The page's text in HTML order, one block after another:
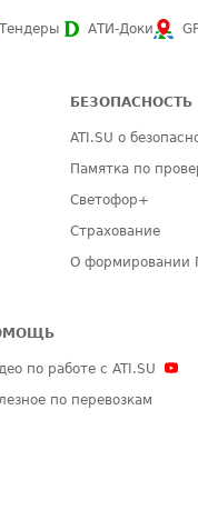
Тендеры АТИ-Доки
БЕЗОПАСНОСТЬ
ATI.SU о
Памятка по
Светофор+
Страхование
О формировании
по работе с ATI.SU
по перевозкам